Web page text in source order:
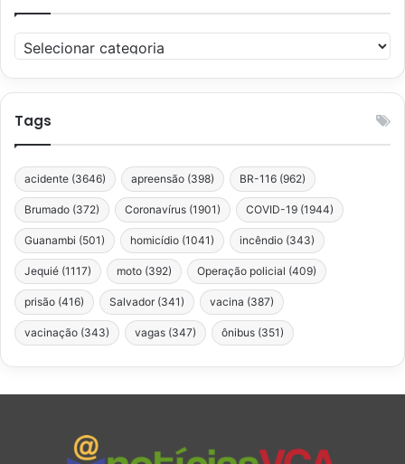
Categorias
Tags
acidente (3646) apreensão (398) BR-116 (962)
Brumado (372) Coronavírus (1901) COVID-19 (1944)
Guanambi (501) homicídio (1041) incêndio (343)
Jequié (1117) moto (392) Operação policial (409)
prisão (416) Salvador (341) vacina (387)
vacinação (343) vagas (347) ônibus (351)